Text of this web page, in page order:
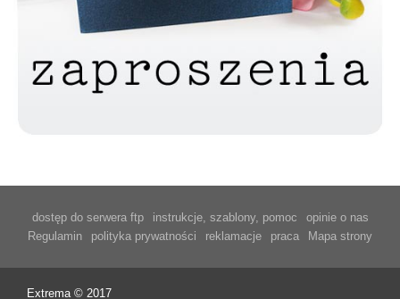
dostęp do serwera ftp instrukcje, szablony, pomoc
opinie o nas
Regulamin
polityka prywatności reklamacje praca Mapa strony
Extrema © 2017